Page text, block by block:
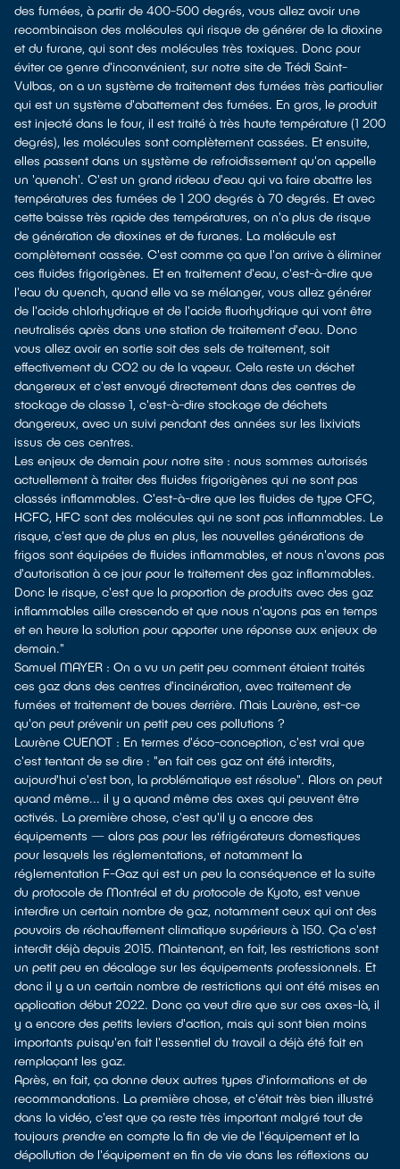
des fumées, à partir de 400-500 degrés, vous allez avoir une
recombinaison des molécules qui risque de générer de la dioxine
et du furane, qui sont des molécules très toxiques. Donc pour
éviter ce genre d'inconvénient, sur notre site de Trédi Saint-
Vulbas, on a un système de traitement des fumées très particulier
qui est un système d'abattement des fumées. En gros, le produit
est injecté dans le four, il est traité à très haute température (1 200
degrés), les molécules sont complètement cassées. Et ensuite,
elles passent dans un système de refroidissement qu'on appelle
un 'quench'. C'est un grand rideau d'eau qui va faire abattre les
températures des fumées de 1 200 degrés à 70 degrés. Et avec
cette baisse très rapide des températures, on n'a plus de risque
de génération de dioxines et de furanes. La molécule est
complètement cassée. C'est comme ça que l'on arrive à éliminer
ces fluides frigorigènes. Et en traitement d'eau, c'est-à-dire que
l'eau du quench, quand elle va se mélanger, vous allez générer
de l'acide chlorhydrique et de l'acide fluorhydrique qui vont être
neutralisés après dans une station de traitement d'eau. Donc
vous allez avoir en sortie soit des sels de traitement, soit
effectivement du CO2 ou de la vapeur. Cela reste un déchet
dangereux et c'est envoyé directement dans des centres de
stockage de classe 1, c'est-à-dire stockage de déchets
dangereux, avec un suivi pendant des années sur les lixiviats
issus de ces centres.
Les enjeux de demain pour notre site : nous sommes autorisés
actuellement à traiter des fluides frigorigènes qui ne sont pas
classés inflammables. C'est-à-dire que les fluides de type CFC,
HCFC, HFC sont des molécules qui ne sont pas inflammables. Le
risque, c'est que de plus en plus, les nouvelles générations de
frigos sont équipées de fluides inflammables, et nous n'avons pas
d'autorisation à ce jour pour le traitement des gaz inflammables.
Donc le risque, c'est que la proportion de produits avec des gaz
inflammables aille crescendo et que nous n'ayons pas en temps
et en heure la solution pour apporter une réponse aux enjeux de
demain."
Samuel MAYER : On a vu un petit peu comment étaient traités
ces gaz dans des centres d'incinération, avec traitement de
fumées et traitement de boues derrière. Mais Laurène, est-ce
qu'on peut prévenir un petit peu ces pollutions ?
Laurène CUENOT : En termes d'éco-conception, c'est vrai que
c'est tentant de se dire : "en fait ces gaz ont été interdits,
aujourd'hui c'est bon, la problématique est résolue". Alors on peut
quand même... il y a quand même des axes qui peuvent être
activés. La première chose, c'est qu'il y a encore des
équipements — alors pas pour les réfrigérateurs domestiques
pour lesquels les réglementations, et notamment la
réglementation F-Gaz qui est un peu la conséquence et la suite
du protocole de Montréal et du protocole de Kyoto, est venue
interdire un certain nombre de gaz, notamment ceux qui ont des
pouvoirs de réchauffement climatique supérieurs à 150. Ça c'est
interdit déjà depuis 2015. Maintenant, en fait, les restrictions sont
un petit peu en décalage sur les équipements professionnels. Et
donc il y a un certain nombre de restrictions qui ont été mises en
application début 2022. Donc ça veut dire que sur ces axes-là, il
y a encore des petits leviers d'action, mais qui sont bien moins
importants puisqu'en fait l'essentiel du travail a déjà été fait en
remplaçant les gaz.
Après, en fait, ça donne deux autres types d'informations et de
recommandations. La première chose, et c'était très bien illustré
dans la vidéo, c'est que ça reste très important malgré tout de
toujours prendre en compte la fin de vie de l'équipement et la
dépollution de l'équipement en fin de vie dans les réflexions au